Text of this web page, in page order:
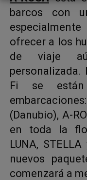
barcos con
ofrecer a los
de viaje
personalizada.
Fi se
(Danubio), A-
en toda la
LUNA,
nuevos
comenzará a